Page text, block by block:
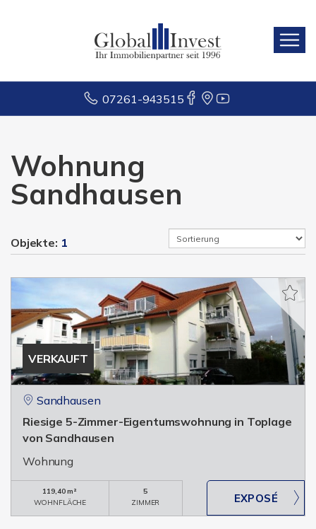
07261-943515
Wohnung
Sandhausen
Objekte: 1
VERKAUFT
Sandhausen
Riesige 5-Zimmer-Eigentumswohnung in Toplage
von Sandhausen
Wohnung
119,40 m²
WOHNFLÄCHE
5
ZIMMER